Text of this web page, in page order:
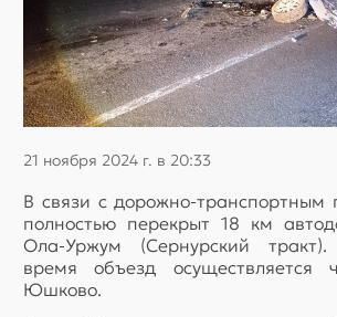
21 ноября 2024 г. в 20:33
В связи с дорожно-транспортным
полностью перекрыт 18 км
Ола-Уржум (Сернурский
время объезд осуществляется
Юшково.